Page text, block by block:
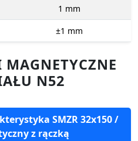
1 mm
±1 mm
N52
SMZR 32x150 /
z rączką